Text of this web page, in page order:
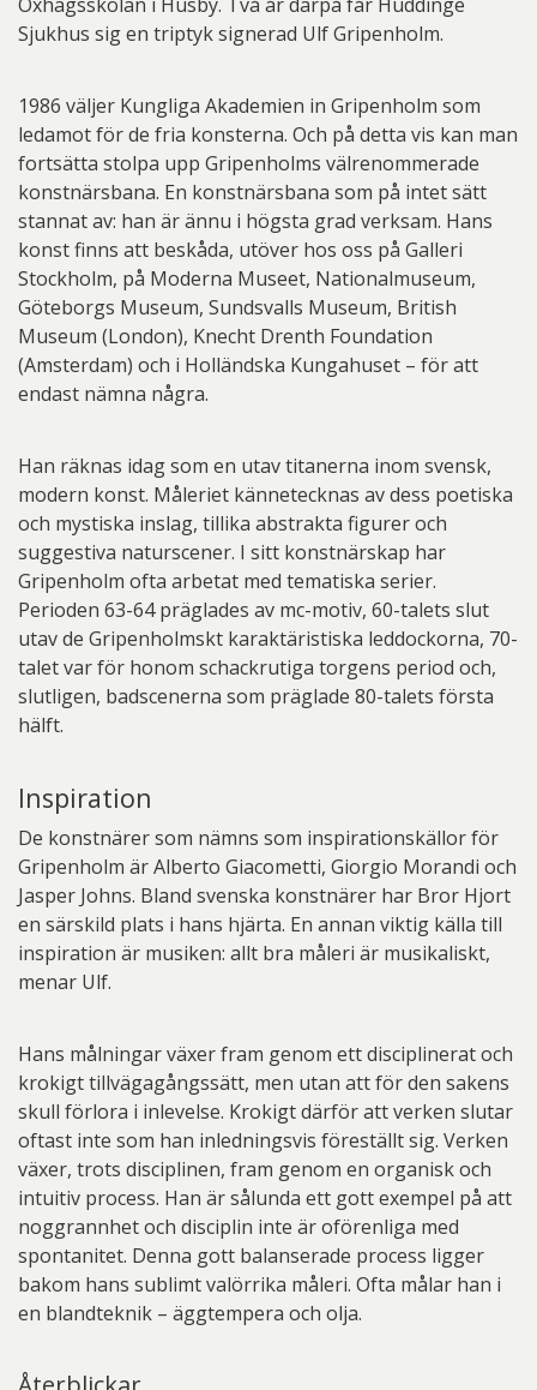
Sjukhus sig en triptyk signerad Ulf Gripenholm.
1986 väljer Kungliga Akademien in Gripenholm som
ledamot för de fria konsterna. Och på detta vis kan man
fortsätta stolpa upp Gripenholms välrenommerade
konstnärsbana. En konstnärsbana som på intet sätt
stannat av: han är ännu i högsta grad verksam. Hans
konst finns att beskåda, utöver hos oss på Galleri
Stockholm, på Moderna Museet, Nationalmuseum,
Göteborgs Museum, Sundsvalls Museum, British
Museum (London), Knecht Drenth Foundation
(Amsterdam) och i Holländska Kungahuset – för att
endast nämna några.
Han räknas idag som en utav titanerna inom svensk,
modern konst. Måleriet kännetecknas av dess poetiska
och mystiska inslag, tillika abstrakta figurer och
suggestiva naturscener. I sitt konstnärskap har
Gripenholm ofta arbetat med tematiska serier.
Perioden 63-64 präglades av mc-motiv, 60-talets slut
utav de Gripenholmskt karaktäristiska leddockorna, 70-
talet var för honom schackrutiga torgens period och,
slutligen, badscenerna som präglade 80-talets första
hälft.
Inspiration
De konstnärer som nämns som inspirationskällor för
Gripenholm är Alberto Giacometti, Giorgio Morandi och
Jasper Johns. Bland svenska konstnärer har Bror Hjort
en särskild plats i hans hjärta. En annan viktig källa till
inspiration är musiken: allt bra måleri är musikaliskt,
menar Ulf.
Hans målningar växer fram genom ett disciplinerat och
krokigt tillvägagångssätt, men utan att för den sakens
skull förlora i inlevelse. Krokigt därför att verken slutar
oftast inte som han inledningsvis föreställt sig. Verken
växer, trots disciplinen, fram genom en organisk och
intuitiv process. Han är sålunda ett gott exempel på att
noggrannhet och disciplin inte är oförenliga med
spontanitet. Denna gott balanserade process ligger
bakom hans sublimt valörrika måleri. Ofta målar han i
en blandteknik – äggtempera och olja.